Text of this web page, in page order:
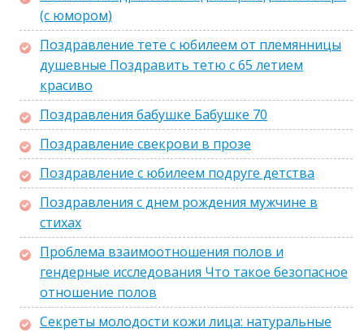
(с юмором)
Поздравление тете с юбилеем от племянницы
душевные Поздравить тетю с 65 летием
красиво
Поздравления бабушке Бабушке 70
Поздравление свекрови в прозе
Поздравление с юбилеем подруге детства
Поздравления с днем рождения мужчине в
стихах
Проблема взаимоотношения полов и
гендерные исследования Что такое безопасное
отношение полов
Секреты молодости кожи лица: натуральные